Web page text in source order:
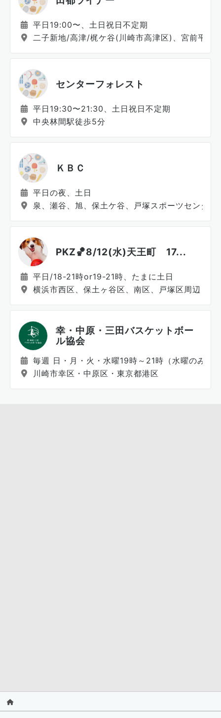
平日19:00〜、土日祝日不定期
二子新地/高津/梶ケ谷(川崎市高津区)、宮前平/
センターフォレスト
平日19:30〜21:30、土日祝日不定期
中央林間駅徒歩5分
ＫＢＣ
平日の夜、土日
泉、瀬谷、旭、保土ケ谷、戸塚スポーツセンター
PKZ🏀8/12(水)天王町 17...
平日/18-21時or19-21時、たまに土日
横浜市西区、保土ヶ谷区、南区、戸塚区周辺
幸・中原・三田バスケットボー
ル協会
毎週 日・月・火・水曜19時～21時（水曜のみ隔
川崎市幸区・中原区・東京都港区